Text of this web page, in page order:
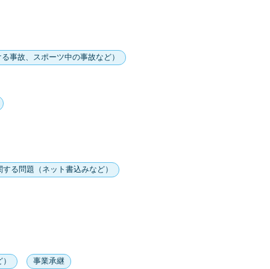
事故、スポーツ中の事故など）
る問題（ネット書込みなど）
事業承継